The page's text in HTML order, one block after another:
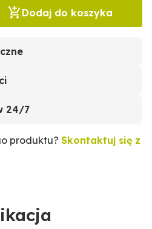
Dodaj do koszyka
24/7
produktu? Skontaktuj się z